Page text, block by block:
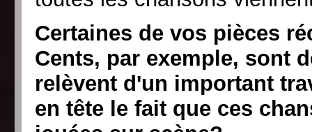
Certaines de vos pièces
Cents, par exemple, sont
relèvent d'un important
en tête le fait que ces